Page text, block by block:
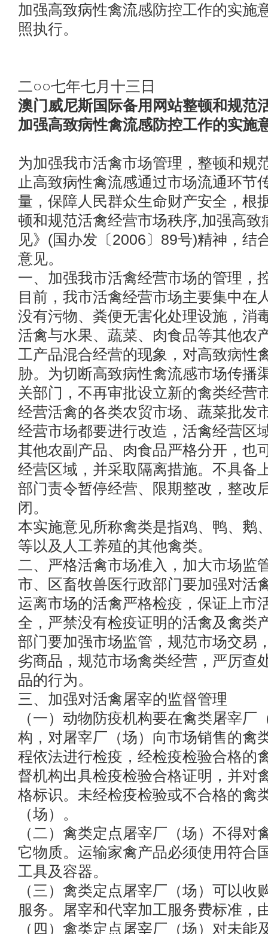
加强高致病性禽流感防控工作的实施
照执行。
二○○七年七月十三日
澳门威尼斯国际备用网站整顿和规范
加强高致病性禽流感防控工作的实施
为加强我市活禽市场管理，整顿和规
止高致病性禽流感通过市场流通环节
量，保障人民群众生命财产安全，根
顿和规范活禽经营市场秩序,加强高
见》(国办发〔2006〕89号)精神，结
意见。
一、加强我市活禽经营市场的管理，
目前，我市活禽经营市场主要集中在
没有污物、粪便无害化处理设施，消
活禽与水果、蔬菜、肉食品等其他农
工产品混合经营的现象，对高致病性
胁。为切断高致病性禽流感市场传播
关部门，不再审批设立新的禽类经营
经营活禽的各类农贸市场、蔬菜批发
经营市场都要进行改造，活禽经营区
其他农副产品、肉食品严格分开，也
经营区域，并采取隔离措施。不具备
部门责令暂停经营、限期整改，整改
闭。
本实施意见所称禽类是指鸡、鸭、鹅
等以及人工养殖的其他禽类。
二、严格活禽市场准入，加大市场监
市、区畜牧兽医行政部门要加强对活
运离市场的活禽严格检疫，保证上市
全，严禁没有检疫证明的活禽及禽类
部门要加强市场监管，规范市场交易
劣商品，规范市场禽类经营，严厉查
品的行为。
三、加强对活禽屠宰的监督管理
（一）动物防疫机构要在禽类屠宰厂
构，对屠宰厂（场）向市场销售的禽
程依法进行检疫，经检疫检验合格的
督机构出具检疫检验合格证明，并对
格标识。未经检疫检验或不合格的禽
（场）。
（二）禽类定点屠宰厂（场）不得对
它物质。运输家禽产品必须使用符合
工具及容器。
（三）禽类定点屠宰厂（场）可以收
服务。屠宰和代宰加工服务费标准，
（四）禽类定点屠宰厂（场）对未能